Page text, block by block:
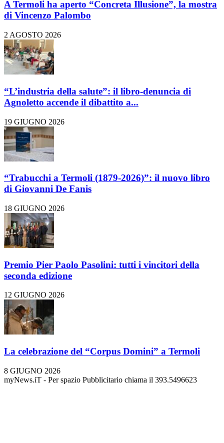
A Termoli ha aperto “Concreta Illusione”, la mostra
di Vincenzo Palombo
2 AGOSTO 2026
“L’industria della salute”: il libro-denuncia di
Agnoletto accende il dibattito a...
19 GIUGNO 2026
“Trabucchi a Termoli (1879-2026)”: il nuovo libro
di Giovanni De Fanis
18 GIUGNO 2026
Premio Pier Paolo Pasolini: tutti i vincitori della
seconda edizione
12 GIUGNO 2026
La celebrazione del “Corpus Domini” a Termoli
8 GIUGNO 2026
myNews.iT - Per spazio Pubblicitario chiama il 393.5496623